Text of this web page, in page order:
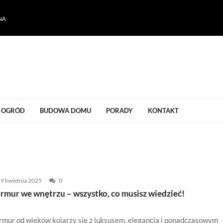
OGRÓD BUDOWA DOMU PORADY KONTAKT
kwietnia 2025 0
we wnętrzu – wszystko, co musisz wiedzieć!
od wieków kojarzy się z luksusem, elegancją i ponadczasowym